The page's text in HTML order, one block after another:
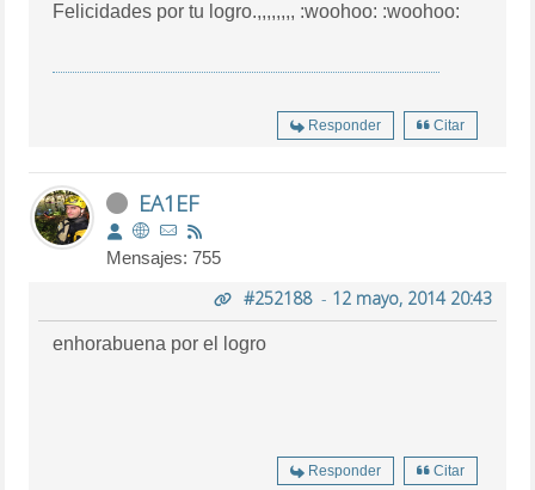
Felicidades por tu logro.,,,,,,,, :woohoo: :woohoo:
Responder Citar
EA1EF
Mensajes: 755
#252188- 12 mayo, 2014 20:43
enhorabuena por el logro
Responder Citar